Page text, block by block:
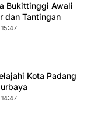
Bukittinggi Awali
dan Tantingan
Kota Padang